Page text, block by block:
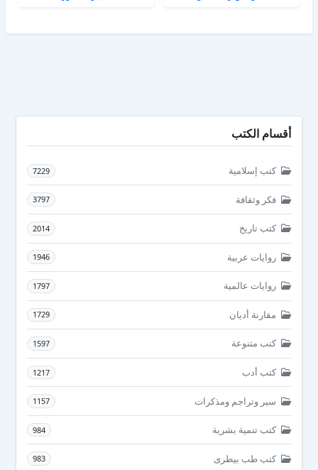
أقسام الكتب
كتب إسلامية 7229
فكر وثقافة 3797
كتب تاريخ 2014
روايات عربية 1946
روايات عالمية 1797
مقارنة أديان 1729
كتب متنوعة 1597
كتب أدب 1217
سير وتراجم ومذكرات 1157
كتب تنمية بشرية 984
كتب طب بيطرى 983